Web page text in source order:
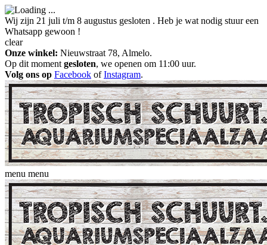
Wij zijn 21 juli t/m 8 augustus gesloten . Heb je wat nodig stuur een
Whatsapp gewoon !
clear
Onze winkel: Nieuwstraat 78, Almelo.
Op dit moment gesloten, we openen om 11:00 uur.
Volg ons op Facebook ofInstagram.
menu menu